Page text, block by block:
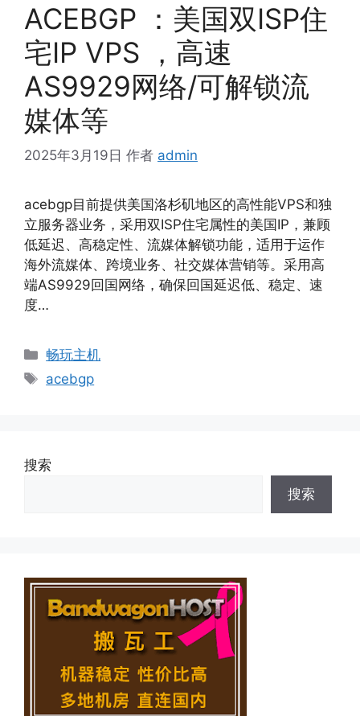
ACEBGP ：美国双ISP住
宅IP VPS ，高速
AS9929网络/可解锁流
媒体等
2025年3月19日 作者 admin
acebgp目前提供美国洛杉矶地区的高性能VPS和独
立服务器业务，采用双ISP住宅属性的美国IP，兼顾
低延迟、高稳定性、流媒体解锁功能，适用于运作
海外流媒体、跨境业务、社交媒体营销等。采用高
端AS9929回国网络，确保回国延迟低、稳定、速
度…
分
类
畅玩主机
标
acebgp
搜索
搜索